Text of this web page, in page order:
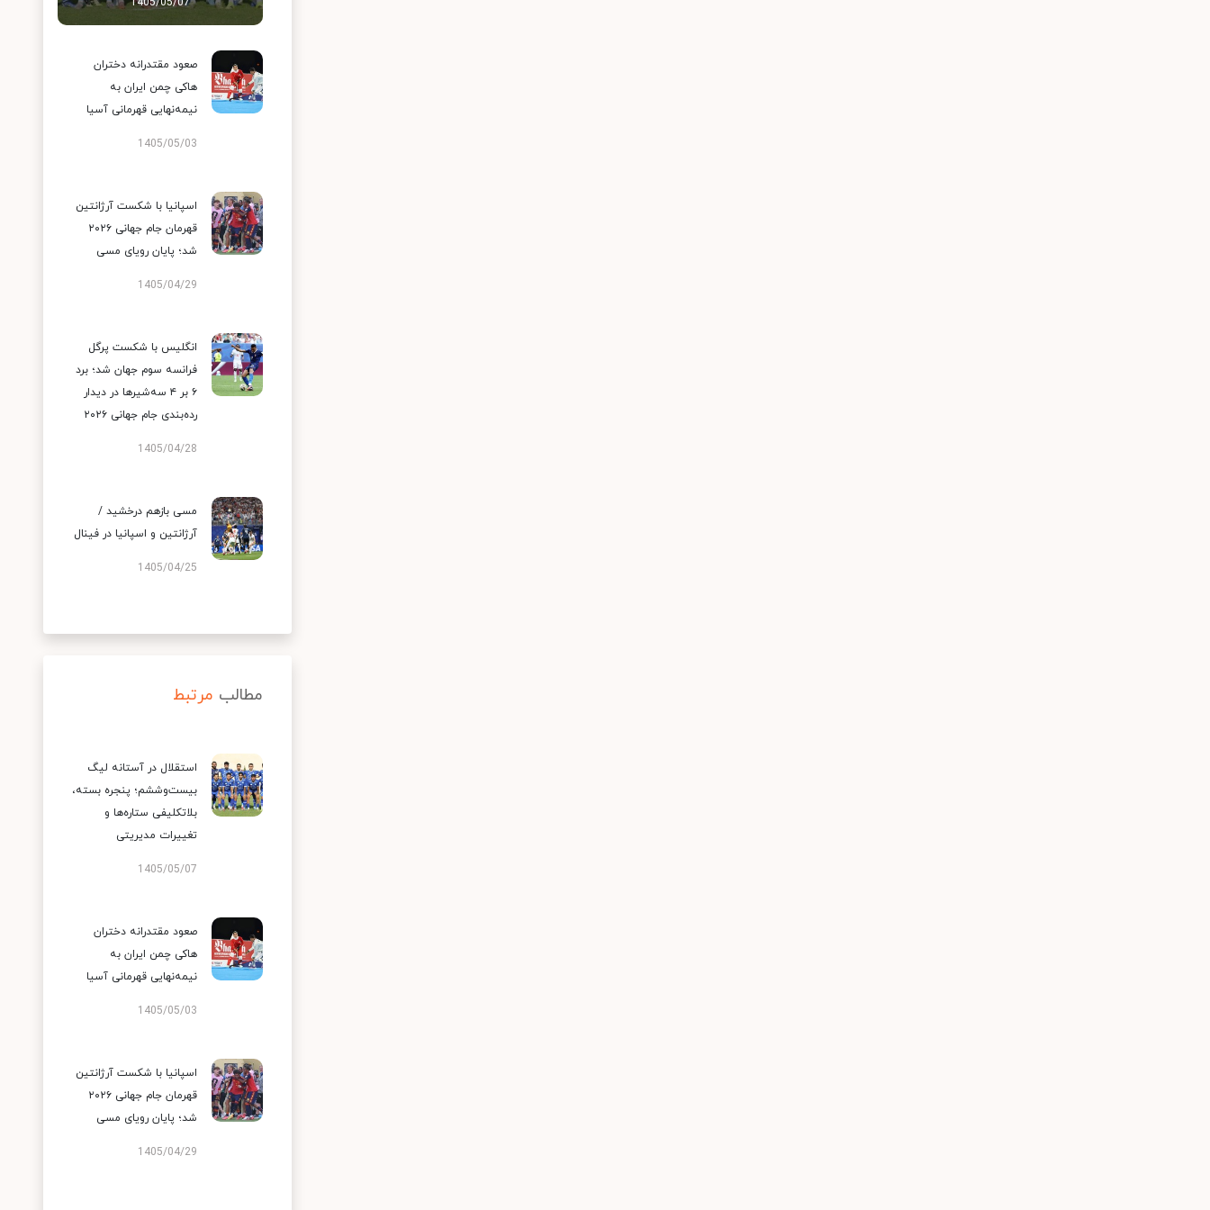
صعود مقتدرانه دختران
هاکی چمن ایران به
نیمه‌نهایی قهرمانی آسیا
1405/05/03
اسپانیا با شکست آرژانتین
قهرمان جام جهانی ۲۰۲۶
شد؛ پایان رویای مسی
1405/04/29
انگلیس با شکست پرگل
فرانسه سوم جهان شد؛ برد
۶ بر ۴ سه‌شیرها در دیدار
رده‌بندی جام جهانی ۲۰۲۶
1405/04/28
مسی بازهم درخشید /
آرژانتین و اسپانیا در فینال
1405/04/25
مطالب مرتبط
استقلال در آستانه لیگ
بیست‌وششم؛ پنجره بسته،
بلاتکلیفی ستاره‌ها و
تغییرات مدیریتی
1405/05/07
صعود مقتدرانه دختران
هاکی چمن ایران به
نیمه‌نهایی قهرمانی آسیا
1405/05/03
اسپانیا با شکست آرژانتین
قهرمان جام جهانی ۲۰۲۶
شد؛ پایان رویای مسی
1405/04/29